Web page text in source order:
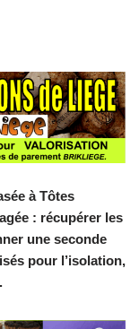
à Tôtes
: récupérer les
une seconde
pour l’isolation,